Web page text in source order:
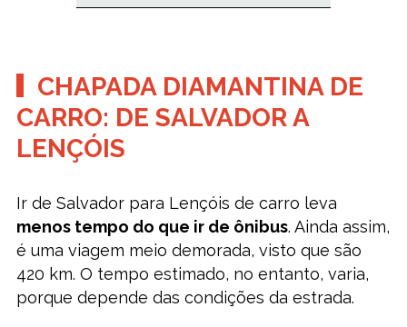
CHAPADA DIAMANTINA DE
CARRO: DE SALVADOR A
LENÇÓIS
Ir de Salvador para Lençóis de carro leva
menos tempo do que ir de ônibus. Ainda assim,
é uma viagem meio demorada, visto que são
420 km. O tempo estimado, no entanto, varia,
porque depende das condições da estrada.